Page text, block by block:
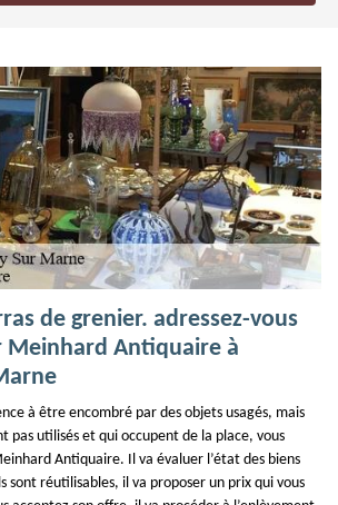
de grenier. adressez-vous
Meinhard Antiquaire à
à être encombré par des objets usagés, mais
pas utilisés et qui occupent de la place, vous
Antiquaire. Il va évaluer l’état des biens
sont réutilisables, il va proposer un prix qui vous